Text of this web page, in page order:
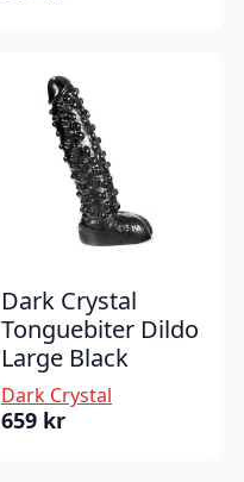
Dark Crystal
Tonguebiter Dildo
Large Black
Dark Crystal
659 kr